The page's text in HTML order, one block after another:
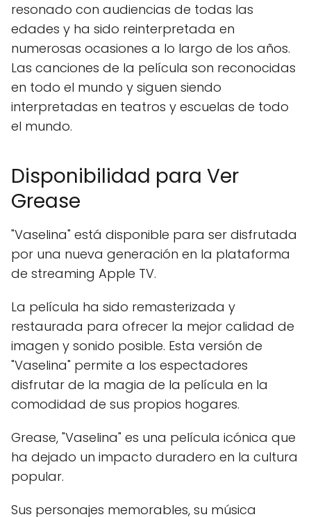
resonado con audiencias de todas las
edades y ha sido reinterpretada en
numerosas ocasiones a lo largo de los años.
Las canciones de la película son reconocidas
en todo el mundo y siguen siendo
interpretadas en teatros y escuelas de todo
el mundo.
Disponibilidad para Ver
Grease
"Vaselina" está disponible para ser disfrutada
por una nueva generación en la plataforma
de streaming Apple TV.
La película ha sido remasterizada y
restaurada para ofrecer la mejor calidad de
imagen y sonido posible. Esta versión de
"Vaselina" permite a los espectadores
disfrutar de la magia de la película en la
comodidad de sus propios hogares.
Grease, "Vaselina" es una película icónica que
ha dejado un impacto duradero en la cultura
popular.
Sus personajes memorables, su música